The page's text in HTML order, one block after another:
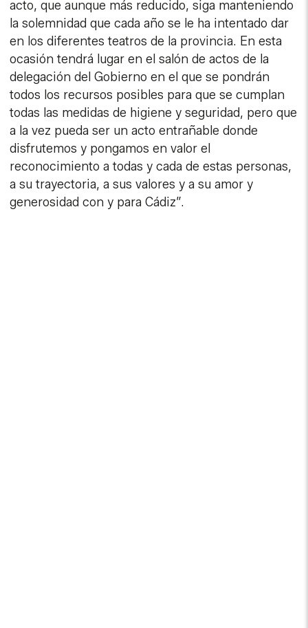
acto, que aunque más reducido, siga manteniendo
la solemnidad que cada año se le ha intentado dar
en los diferentes teatros de la provincia. En esta
ocasión tendrá lugar en el salón de actos de la
delegación del Gobierno en el que se pondrán
todos los recursos posibles para que se cumplan
todas las medidas de higiene y seguridad, pero que
a la vez pueda ser un acto entrañable donde
disfrutemos y pongamos en valor el
reconocimiento a todas y cada de estas personas,
a su trayectoria, a sus valores y a su amor y
generosidad con y para Cádiz”.